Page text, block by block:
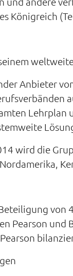
Königreich
Anbieter
Lehrplan
wird die
von
Pearson